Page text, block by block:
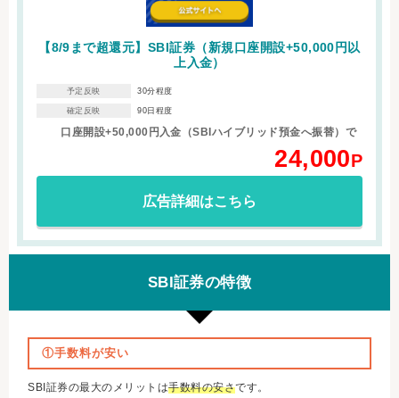
【8/9まで超還元】SBI証券（新規口座開設+50,000円以
上入金）
予定反映 30分程度
確定反映 90日程度
口座開設+50,000円入金（SBIハイブリッド預金へ振替）で
24,000P
広告詳細はこちら
SBI証券の特徴
①手数料が安い
SBI証券の最大のメリットは手数料の安さです。